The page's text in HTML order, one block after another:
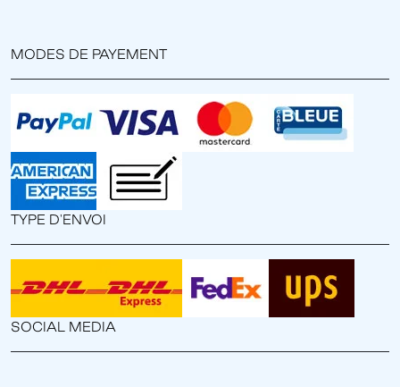
MODES DE PAYEMENT
TYPE D'ENVOI
SOCIAL MEDIA